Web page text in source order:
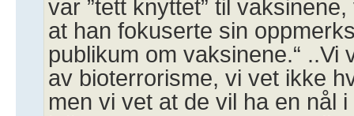
var ”tett knyttet” til
at han fokuserte sin
publikum om vaksinene.“ ..Vi
av bioterrorisme, vi vet ikke
men vi vet at de vil ha en nål